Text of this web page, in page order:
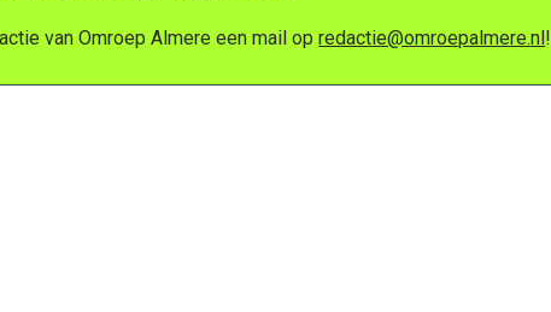
van Omroep Almere een mail opredactie@omroepalmere.nl!